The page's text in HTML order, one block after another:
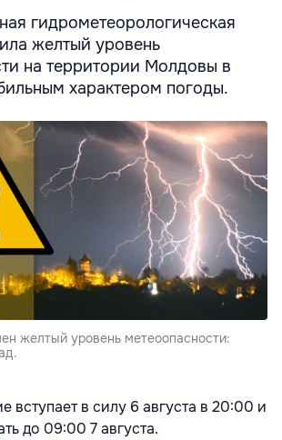
гидрометеорологическая
желтый уровень
на территории Молдовы в
характером погоды.
желтый уровень метеоопасности:
вступает в силу 6 августа в 20:00 и
до 09:00 7 августа.